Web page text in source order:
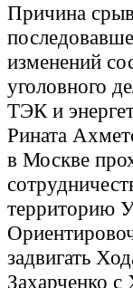
Причина
изменений
уголовного
ТЭК и
Рината
в Москве
территорию
задвигать
Захарченко